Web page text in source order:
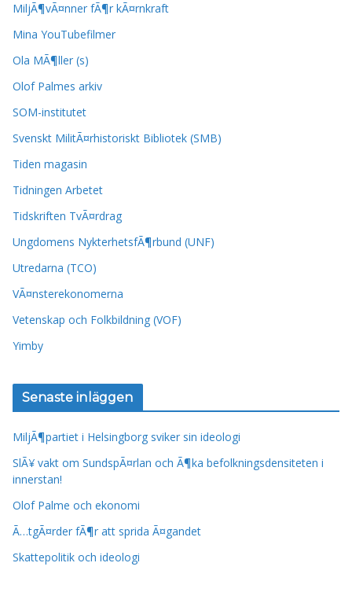
MiljÃ¶vÃ¤nner fÃ¶r kÃ¤rnkraft
Mina YouTubefilmer
Ola MÃ¶ller (s)
Olof Palmes arkiv
SOM-institutet
Svenskt MilitÃ¤rhistoriskt Bibliotek (SMB)
Tiden magasin
Tidningen Arbetet
Tidskriften TvÃ¤rdrag
Ungdomens NykterhetsfÃ¶rbund (UNF)
Utredarna (TCO)
VÃ¤nsterekonomerna
Vetenskap och Folkbildning (VOF)
Yimby
Senaste inläggen
MiljÃ¶partiet i Helsingborg sviker sin ideologi
SlÃ¥ vakt om SundspÃ¤rlan och Ã¶ka befolkningsdensiteten i
innerstan!
Olof Palme och ekonomi
Ã…tgÃ¤rder fÃ¶r att sprida Ã¤gandet
Skattepolitik och ideologi